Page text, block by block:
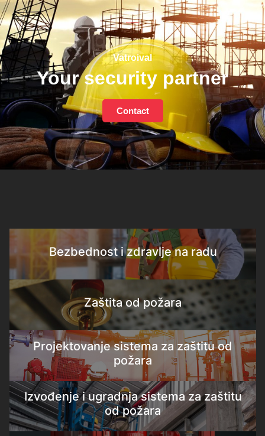
Vatroival
Your security partner
Contact
Bezbednost i zdravlje na radu
Zaštita od požara
Projektovanje sistema za zaštitu od
požara
Izvođenje i ugradnja sistema za zaštitu
od požara